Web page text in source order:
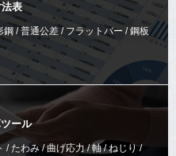
表
/ 普通公差 / フラットバー / 鋼板
ール
/ たわみ / 曲げ応力 / 軸 / ねじり /